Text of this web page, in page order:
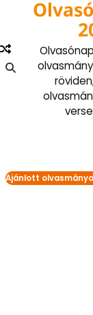
content
Ajánlott